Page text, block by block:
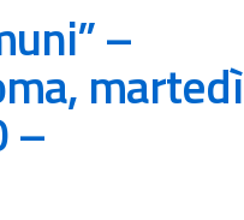
–
martedì
–